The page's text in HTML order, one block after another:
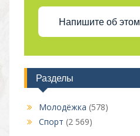
Напишите об этом
Разделы
Молодёжка (578)
Спорт (2 569)